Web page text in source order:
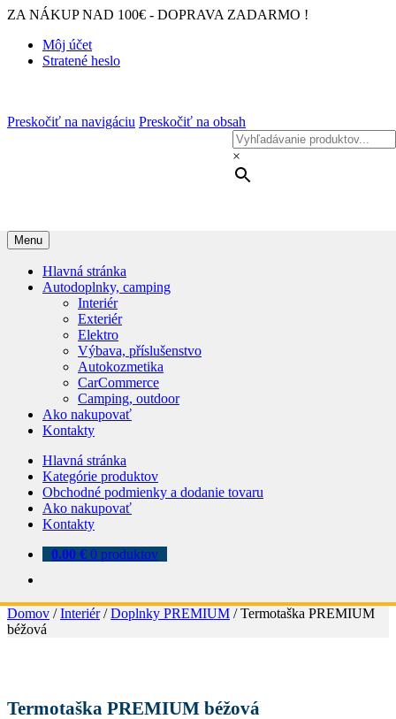
ZA NÁKUP NAD 100€ - DOPRAVA ZADARMO !
Môj účet
Stratené heslo
Preskočiť na navigáciu Preskočiť na obsah
×
Menu
Hlavná stránka
Autodoplnky, camping
Interiér
Exteriér
Elektro
Výbava, příslušenstvo
Autokozmetika
CarCommerce
Camping, outdoor
Ako nakupovať
Kontakty
Hlavná stránka
Kategórie produktov
Obchodné podmienky a dodanie tovaru
Ako nakupovať
Kontakty
0.00 € 0 produktov
Domov /Interiér/Doplnky PREMIUM /Termotaška PREMIUM
béžová
Termotaška PREMIUM béžová